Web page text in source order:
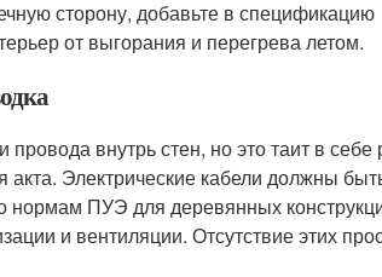
сторону, добавьте в спецификацию
от выгорания и перегрева летом.
внутрь стен, но это таит в себе
Электрические кабели должны
нормам ПУЭ для деревянных
и вентиляции. Отсутствие этих